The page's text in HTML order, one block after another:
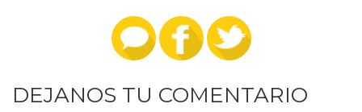
DEJANOS TU COMENTARIO